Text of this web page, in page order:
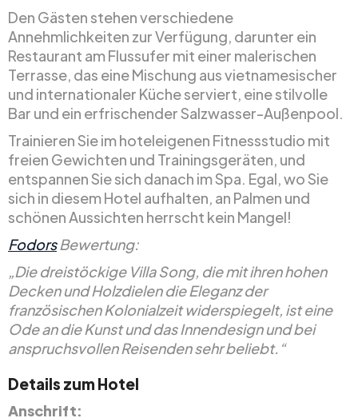
Den Gästen stehen verschiedene
Annehmlichkeiten zur Verfügung, darunter ein
Restaurant am Flussufer mit einer malerischen
Terrasse, das eine Mischung aus vietnamesischer
und internationaler Küche serviert, eine stilvolle
Bar und ein erfrischender Salzwasser-Außenpool.
Trainieren Sie im hoteleigenen Fitnessstudio mit
freien Gewichten und Trainingsgeräten, und
entspannen Sie sich danach im Spa. Egal, wo Sie
sich in diesem Hotel aufhalten, an Palmen und
schönen Aussichten herrscht kein Mangel!
FodorsBewertung:
„Die dreistöckige Villa Song, die mit ihren hohen
Decken und Holzdielen die Eleganz der
französischen Kolonialzeit widerspiegelt, ist eine
Ode an die Kunst und das Innendesign und bei
anspruchsvollen Reisenden sehr beliebt.“
Details zum Hotel
Anschrift: